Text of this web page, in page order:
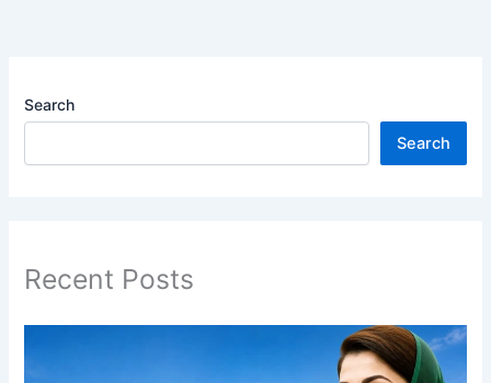
Search
Search
Recent Posts